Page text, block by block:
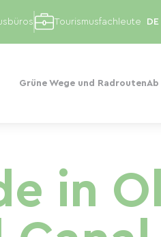
Grüne Wege und Radrouten
Tourismusfachleute
in